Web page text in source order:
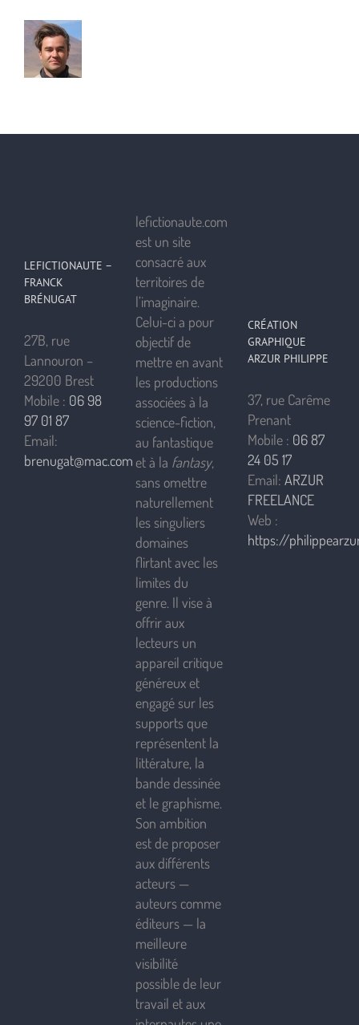
LEFICTIONAUTE –
FRANCK
BRÉNUGAT
27B, rue
Lannouron –
29200 Brest
Mobile : 06 98
97 01 87
Email:
brenugat@mac.com
lefictionaute.com
est un site
consacré aux
territoires de
l’imaginaire.
Celui-ci a pour
objectif de
mettre en avant
les productions
associées à la
science-fiction,
au fantastique
et à la fantasy,
sans omettre
naturellement
les singuliers
domaines
flirtant avec les
limites du
genre. Il vise à
offrir aux
lecteurs un
appareil critique
généreux et
engagé sur les
supports que
représentent la
littérature, la
bande dessinée
et le graphisme.
Son ambition
est de proposer
aux différents
acteurs —
auteurs comme
éditeurs — la
meilleure
visibilité
possible de leur
travail et aux
CRÉATION
GRAPHIQUE
ARZUR PHILIPPE
37, rue Carême
Prenant
Mobile : 06 87
24 05 17
Email: ARZUR
FREELANCE
Web :
https://